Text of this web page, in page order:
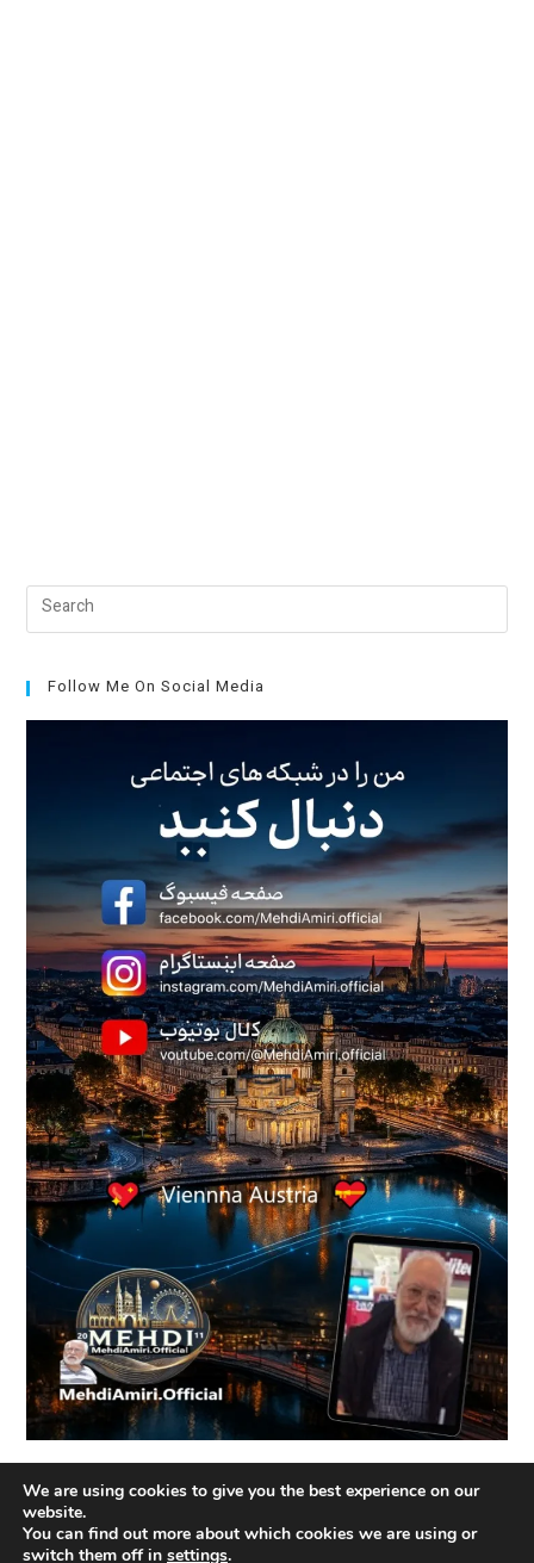
the
Follow Me On Social Media
Recent Posts
We are using cookies to give you the best experience on our
website.
You can find out more about which cookies we are using or
switch them off in settings.